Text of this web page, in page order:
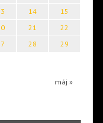
máj »
14
15
21
22
28
29